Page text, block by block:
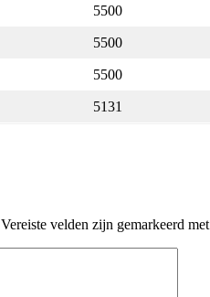
5500
5500
5500
5131
Vereiste velden zijn gemarkeerd met